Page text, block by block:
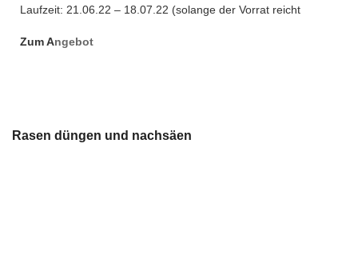
Laufzeit: 21.06.22 – 18.07.22 (solange der Vorrat reicht
Zum Angebot
Rasen düngen und nachsäen